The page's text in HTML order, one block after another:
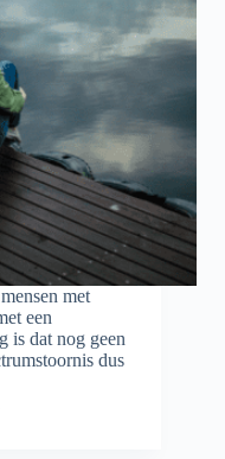
met
een
is dat nog geen
dus